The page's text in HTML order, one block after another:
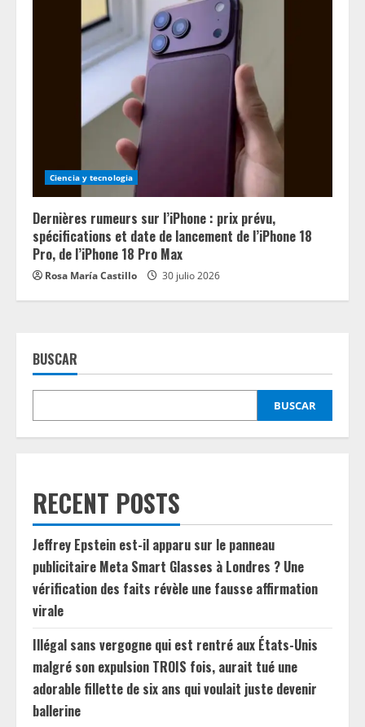
Ciencia y tecnologia
Dernières rumeurs sur l’iPhone : prix prévu,
spécifications et date de lancement de l’iPhone 18
Pro, de l’iPhone 18 Pro Max
Rosa María Castillo 30 julio 2026
BUSCAR
BUSCAR
RECENT POSTS
Jeffrey Epstein est-il apparu sur le panneau
publicitaire Meta Smart Glasses à Londres ? Une
vérification des faits révèle une fausse affirmation
virale
Illégal sans vergogne qui est rentré aux États-Unis
malgré son expulsion TROIS fois, aurait tué une
adorable fillette de six ans qui voulait juste devenir
ballerine